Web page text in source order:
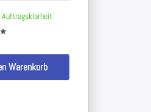
Auftragsklarheit
Warenkorb